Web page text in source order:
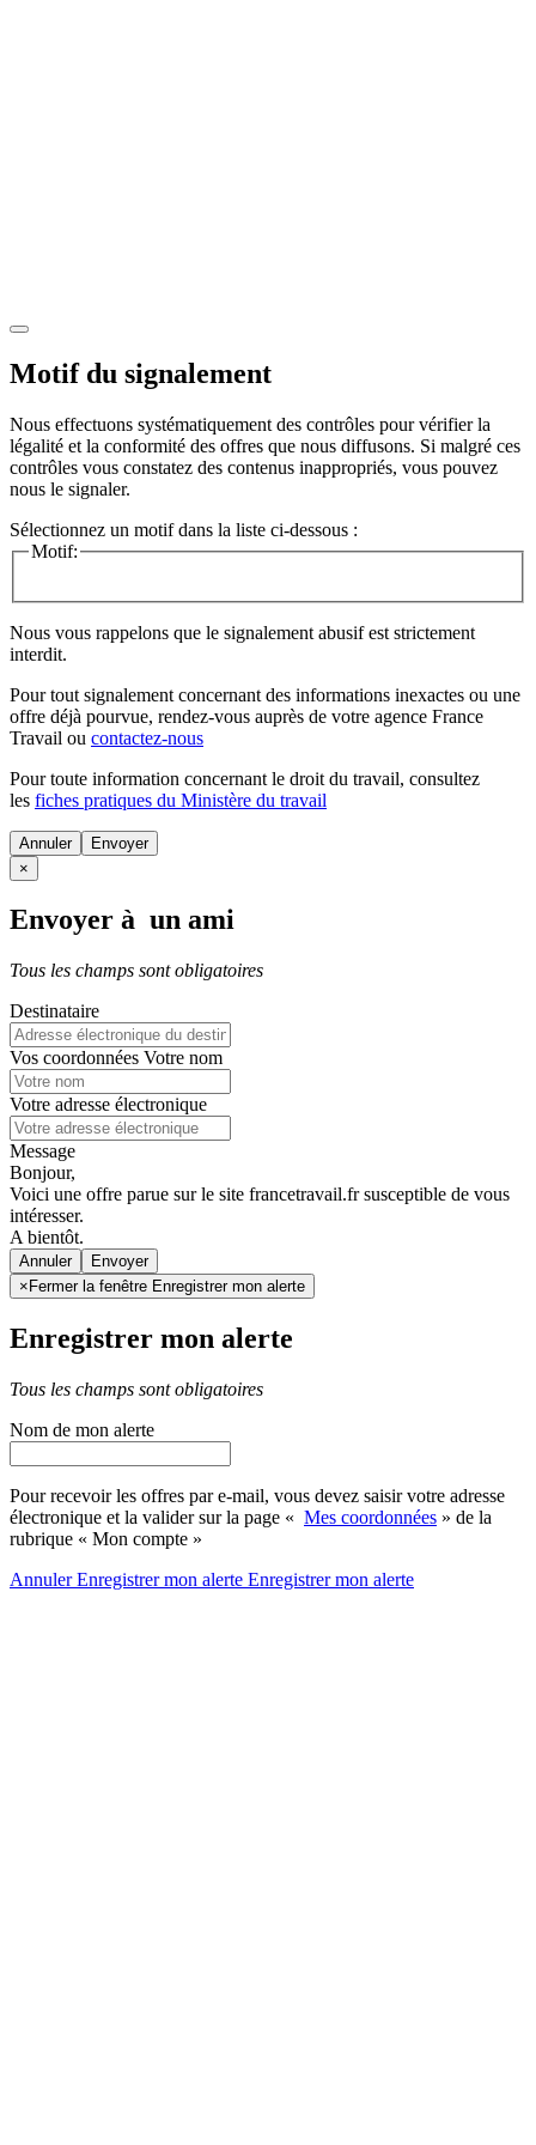
Motif du signalement
Nous effectuons systématiquement des contrôles pour vérifier la
légalité et la conformité des offres que nous diffusons. Si malgré ces
contrôles vous constatez des contenus inappropriés, vous pouvez
nous le signaler.
Sélectionnez un motif dans la liste ci-dessous :
Motif:
Nous vous rappelons que le signalement abusif est strictement
interdit.
Pour tout signalement concernant des informations inexactes ou une
offre déjà pourvue, rendez-vous auprès de votre agence France
Travail ou contactez-nous
Pour toute information concernant le droit du travail, consultez
les fiches pratiques du Ministère du travail
Annuler
×
Envoyer à un ami
Tous les champs sont obligatoires
Destinataire
Vos coordonnées Votre nom
Votre adresse électronique
Message
Bonjour,
Voici une offre parue sur le site francetravail.fr susceptible de vous
intéresser.
A bientôt.
Annuler
× Fermer la fenêtre Enregistrer mon alerte
Enregistrer mon alerte
Tous les champs sont obligatoires
Nom de mon alerte
Pour recevoir les offres par e-mail, vous devez saisir votre adresse
électronique et la valider sur la page « Mes coordonnées » de la
rubrique « Mon compte »
AnnulerEnregistrer mon alerte Enregistrermon alerte